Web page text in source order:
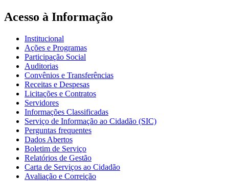
Acesso à Informação
Institucional
Ações e Programas
Participação Social
Auditorias
Convênios e Transferências
Receitas e Despesas
Licitações e Contratos
Servidores
Informações Classificadas
Serviço de Informação ao Cidadão (SIC)
Perguntas frequentes
Dados Abertos
Boletim de Serviço
Relatórios de Gestão
Carta de Serviços ao Cidadão
Avaliação e Correição